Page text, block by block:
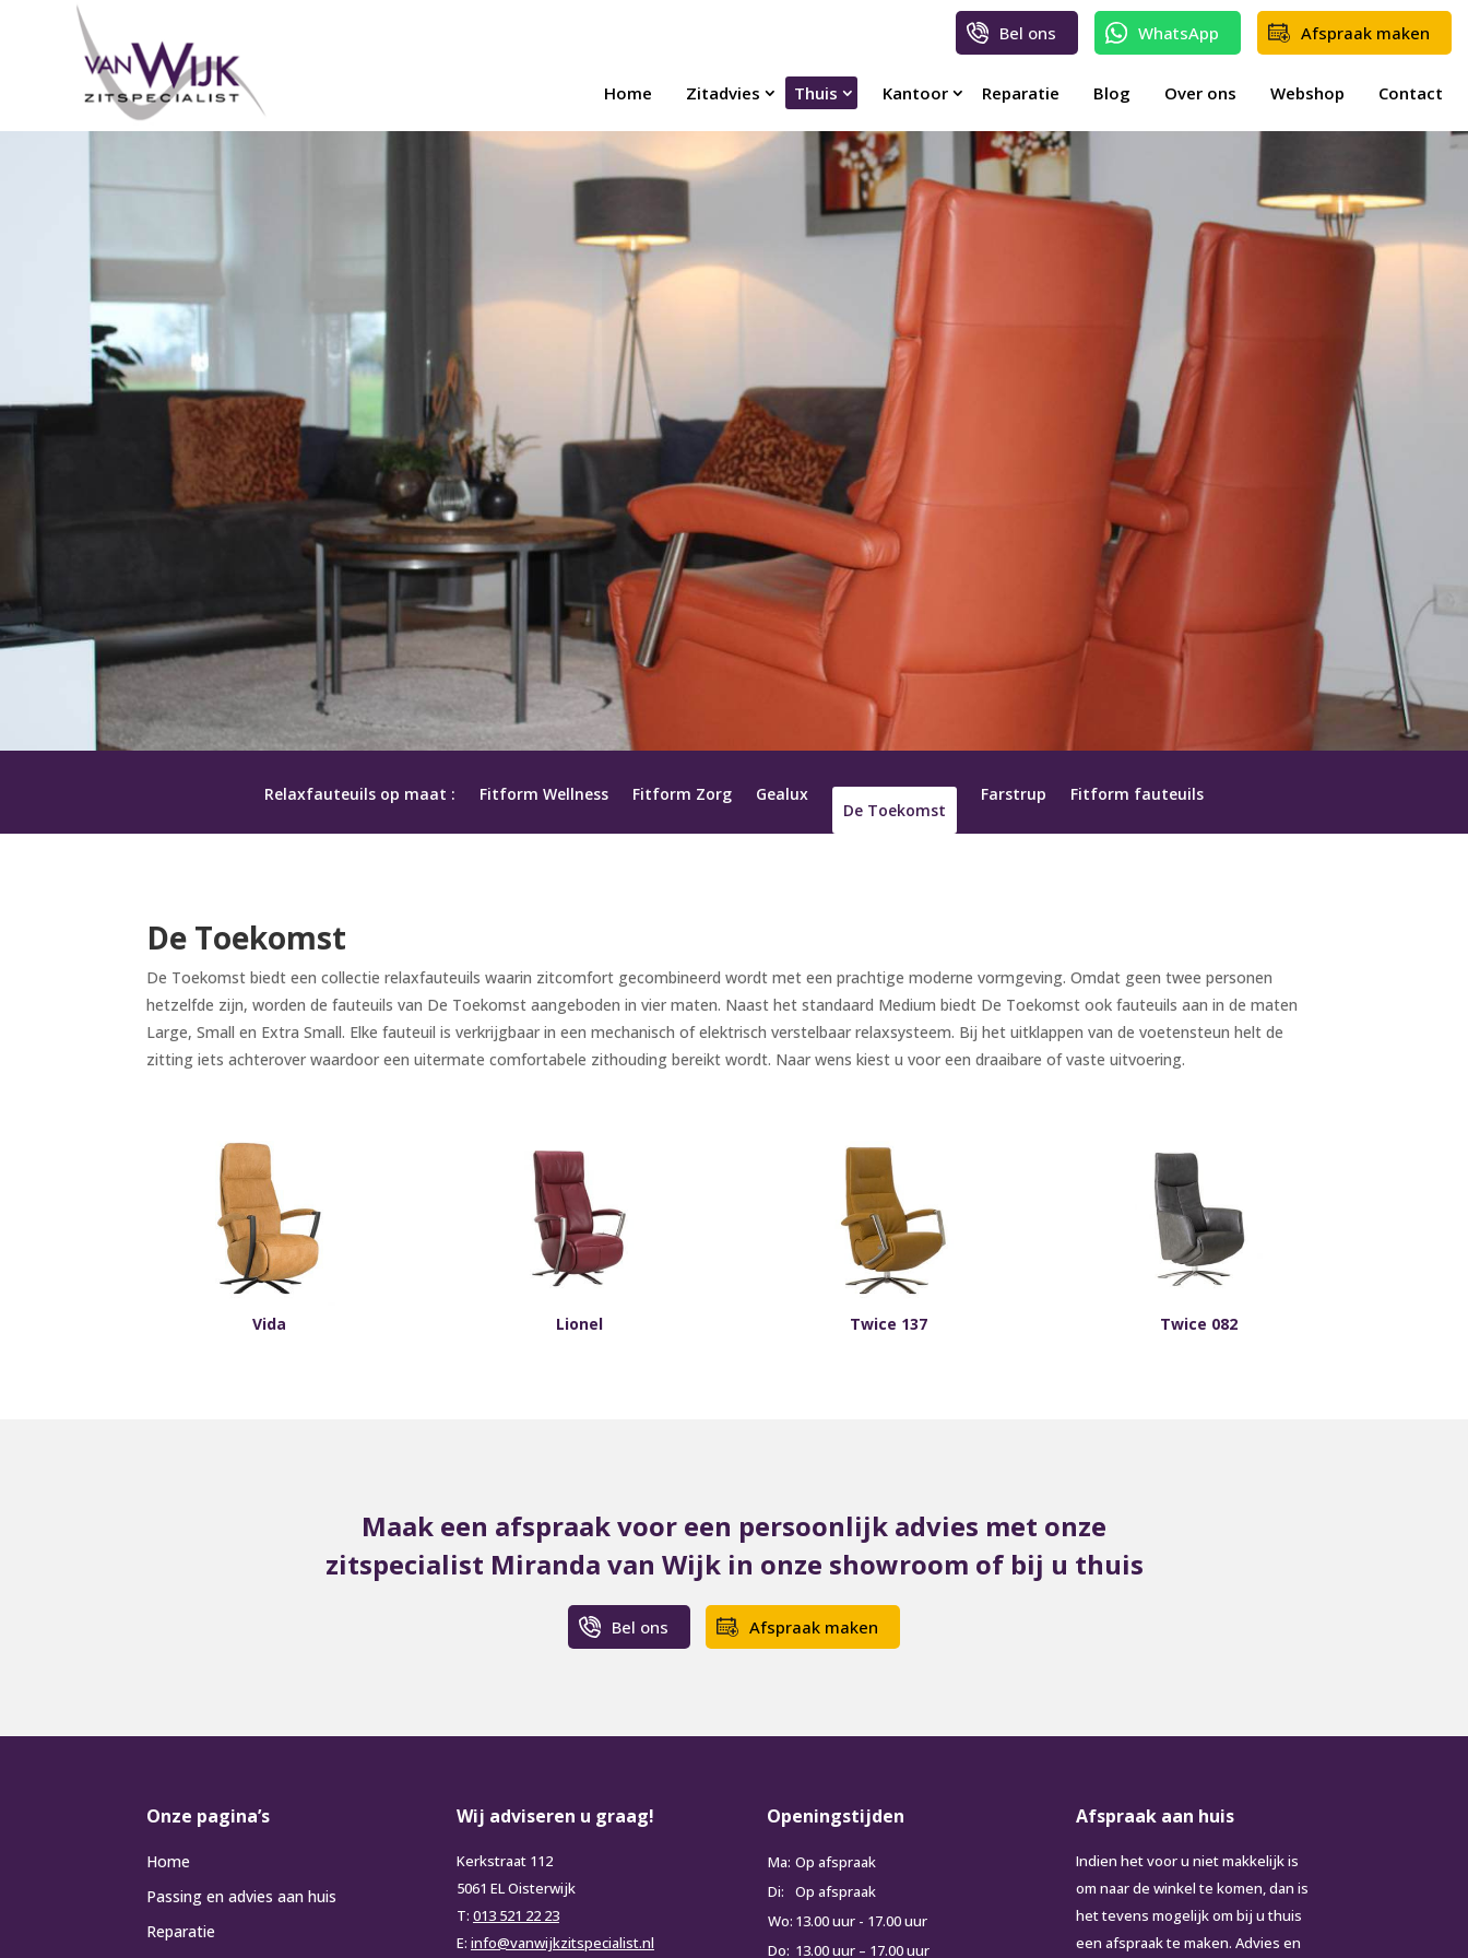
Bel ons WhatsApp Afspraak maken
Home Zitadvies Thuis Kantoor Reparatie Blog Over ons Webshop Contact
Relaxfauteuils op maat : Fitform Wellness Fitform Zorg Gealux
De Toekomst
Farstrup Fitform fauteuils
De Toekomst
De Toekomst biedt een collectie relaxfauteuils waarin zitcomfort gecombineerd wordt met een prachtige moderne vormgeving. Omdat geen twee personen
hetzelfde zijn, worden de fauteuils van De Toekomst aangeboden in vier maten. Naast het standaard Medium biedt De Toekomst ook fauteuils aan in de maten
Large, Small en Extra Small. Elke fauteuil is verkrijgbaar in een mechanisch of elektrisch verstelbaar relaxsysteem. Bij het uitklappen van de voetensteun helt de
zitting iets achterover waardoor een uitermate comfortabele zithouding bereikt wordt. Naar wens kiest u voor een draaibare of vaste uitvoering.
Vida Lionel Twice 137 Twice 082
Maak een afspraak voor een persoonlijk advies met onze
zitspecialist Miranda van Wijk in onze showroom of bij u thuis
Bel ons Afspraak maken
Onze pagina’s
Home
Passing en advies aan huis
Reparatie
Wij adviseren u graag!
Kerkstraat 112
5061 EL Oisterwijk
T: 013 521 22 23
E: info@vanwijkzitspecialist.nl
Openingstijden
Ma: Op afspraak
Di:
Op afspraak
Wo: 13.00 uur - 17.00 uur
Do: 13.00 uur – 17.00 uur
Afspraak aan huis
Indien het voor u niet makkelijk is
om naar de winkel te komen, dan is
het tevens mogelijk om bij u thuis
een afspraak te maken. Advies en